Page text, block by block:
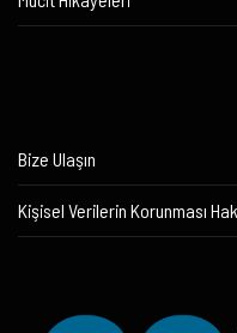
Bize Ulaşın
Kişisel Verilerin Korunması